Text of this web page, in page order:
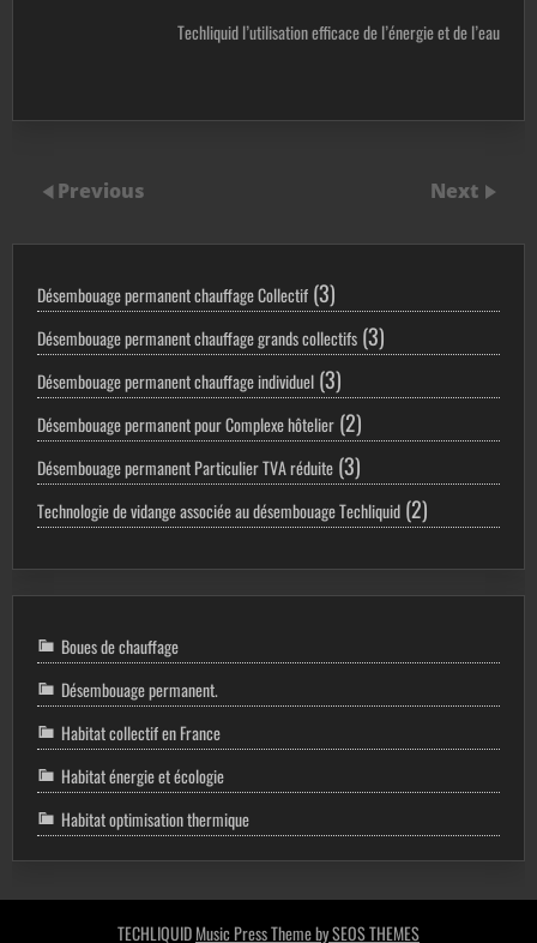
Techliquid l’utilisation efficace de l’énergie et de l’eau
Previous Next
Désembouage permanent chauffage Collectif 33
produits
Désembouage permanent chauffage grands collectifs 33
produits
Désembouage permanent chauffage individuel 33
produits
Désembouage permanent pour Complexe hôtelier 22
produits
Désembouage permanent Particulier TVA réduite 33
produits
Technologie de vidange associée au désembouage Techliquid 22
produits
Boues de chauffage
Désembouage permanent.
Habitat collectif en France
Habitat énergie et écologie
Habitat optimisation thermique
TECHLIQUIDMusic Press Theme by SEOS THEMES